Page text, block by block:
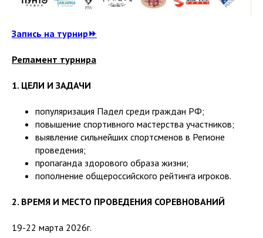
Запись на турнир⏩
Регламент турнира
1. ЦЕЛИ И ЗАДАЧИ
популяризация Падел среди граждан РФ;
повышение спортивного мастерства участников;
выявление сильнейших спортсменов в Регионе
проведения;
пропаганда здорового образа жизни;
пополнение общероссийского рейтинга игроков.
2. ВРЕМЯ И МЕСТО ПРОВЕДЕНИЯ СОРЕВНОВАНИЙ
19-22 марта 2026г.